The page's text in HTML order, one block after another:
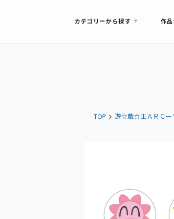
カテゴリーから探す 作
TOP 遊☆戯☆王ＡＲＣー